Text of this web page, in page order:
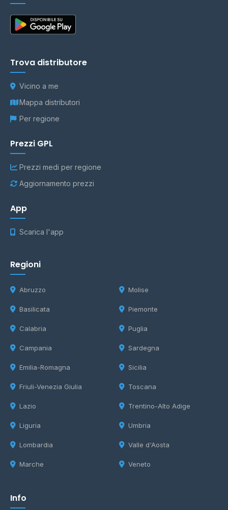
Trova distributore
Vicino a me
Mappa distributori
Per regione
Prezzi GPL
Prezzi medi per regione
Aggiornamento prezzi
App
Scarica l'app
Regioni
Abruzzo
Basilicata
Calabria
Campania
Emilia-Romagna
Friuli-Venezia Giulia
Lazio
Liguria
Lombardia
Marche
Molise
Piemonte
Puglia
Sardegna
Sicilia
Toscana
Trentino-Alto Adige
Umbria
Valle d'Aosta
Veneto
Info